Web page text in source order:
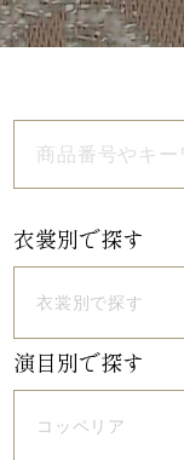
衣裳別で探す
衣裳別で探す
演目別で探す
コッペリア